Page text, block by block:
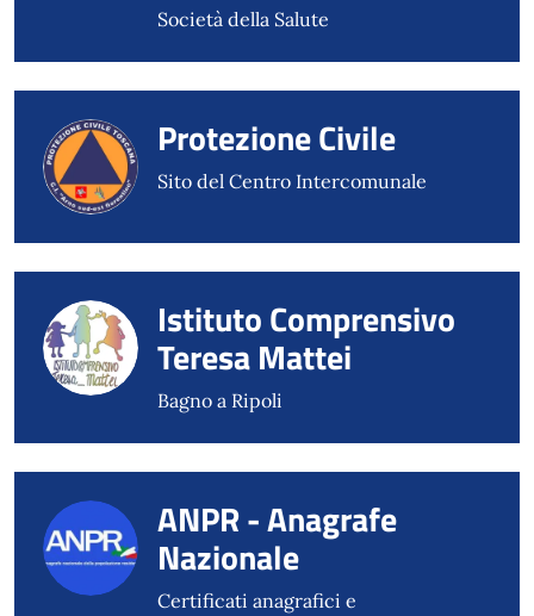
Società della Salute
Protezione Civile
Sito del Centro Intercomunale
Istituto Comprensivo
Teresa Mattei
Bagno a Ripoli
ANPR - Anagrafe
Nazionale
Certificati anagrafici e